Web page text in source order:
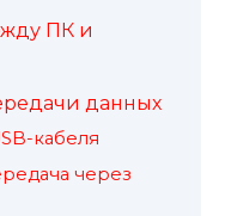
ПК и
данных
кабеля
через